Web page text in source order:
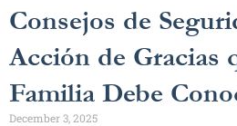
Consejos de
Acción de Gracias
Familia Debe
December 3, 2025